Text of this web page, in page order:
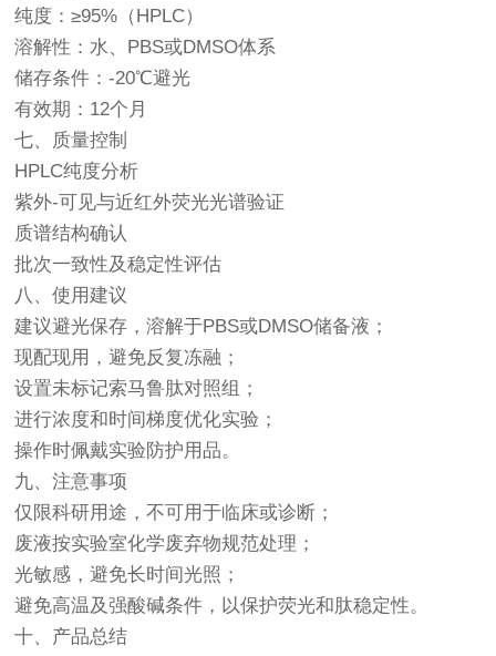
纯度：≥95%（HPLC）
溶解性：水、PBS或DMSO体系
储存条件：-20℃避光
有效期：12个月
七、质量控制
HPLC纯度分析
紫外-可见与近红外荧光光谱验证
质谱结构确认
批次一致性及稳定性评估
八、使用建议
建议避光保存，溶解于PBS或DMSO储备液；
现配现用，避免反复冻融；
设置未标记索马鲁肽对照组；
进行浓度和时间梯度优化实验；
操作时佩戴实验防护用品。
九、注意事项
仅限科研用途，不可用于临床或诊断；
废液按实验室化学废弃物规范处理；
光敏感，避免长时间光照；
避免高温及强酸碱条件，以保护荧光和肽稳定性。
十、产品总结